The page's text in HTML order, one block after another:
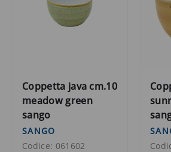
Coppetta java cm.10
meadow green
sango
SANGO
Codice: 061602